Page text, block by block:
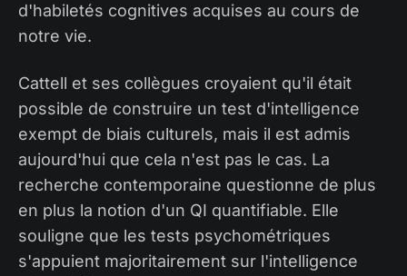
d'habiletés cognitives acquises au cours de
notre vie.
Cattell et ses collègues croyaient qu'il était
possible de construire un test d'intelligence
exempt de biais culturels, mais il est admis
aujourd'hui que cela n'est pas le cas. La
recherche contemporaine questionne de plus
en plus la notion d'un QI quantifiable. Elle
souligne que les tests psychométriques
s'appuient majoritairement sur l'intelligence